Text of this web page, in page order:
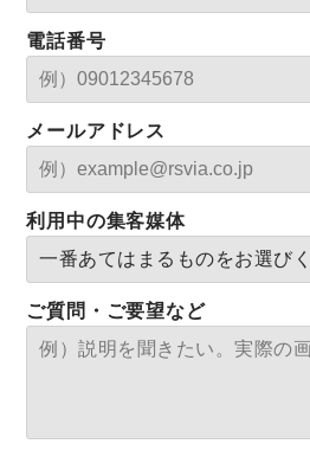
電話番号
メールアドレス
利用中の集客媒体
ご質問・ご要望など